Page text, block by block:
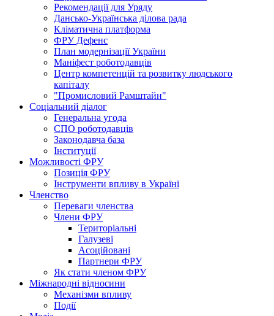
Рекомендації для Уряду
Дансько-Українська ділова рада
Кліматична платформа
ФРУ Дефенс
План модернізації України
Маніфест роботодавців
Центр компетенцій та розвитку людського
капіталу
"Промисловий Рамштайн"
Соціальний діалог
Генеральна угода
СПО роботодавців
Законодавча база
Інституції
Можливості ФРУ
Позиція ФРУ
Інструменти впливу в Україні
Членство
Переваги членства
Члени ФРУ
Територіальні
Галузеві
Асоційовані
Партнери ФРУ
Як стати членом ФРУ
Міжнародні відносини
Механізми впливу
Події